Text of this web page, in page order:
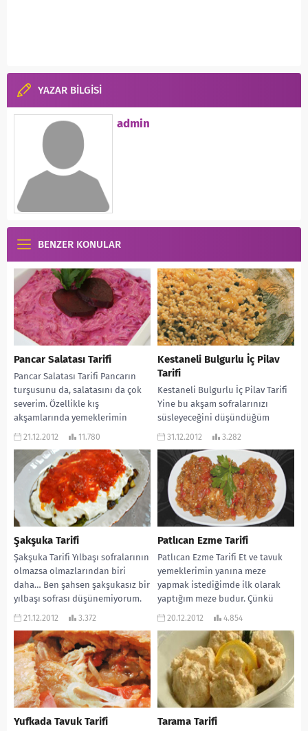
YAZAR BİLGİSİ
admin
BENZER KONULAR
Pancar Salatası Tarifi
Pancar Salatası Tarifi Pancarın
turşusunu da, salatasını da çok
severim. Özellikle kış
akşamlarında yemeklerimin
yanına yapmaya çalışırım.
21.12.2012 11.780
Kestaneli Bulgurlu İç Pilav
Tarifi
Kestaneli Bulgurlu İç Pilav Tarifi
Yine bu akşam sofralarınızı
süsleyeceğini düşündüğüm
harika bir iç pilavla daha
kestanenin uyumu...
31.12.2012 3.282
Şakşuka Tarifi
Şakşuka Tarifi Yılbaşı sofralarının
olmazsa olmazlarından biri
daha… Ben şahsen şakşukasız bir
yılbaşı sofrası düşünemiyorum.
Bu benim küçüklüğümden beri
21.12.2012 3.372
Patlıcan Ezme Tarifi
Patlıcan Ezme Tarifi Et ve tavuk
yemeklerimin yanına meze
yapmak istediğimde ilk olarak
yaptığım meze budur. Çünkü
patlıcan ikisine de...
20.12.2012 4.854
Yufkada Tavuk Tarifi Tarama Tarifi